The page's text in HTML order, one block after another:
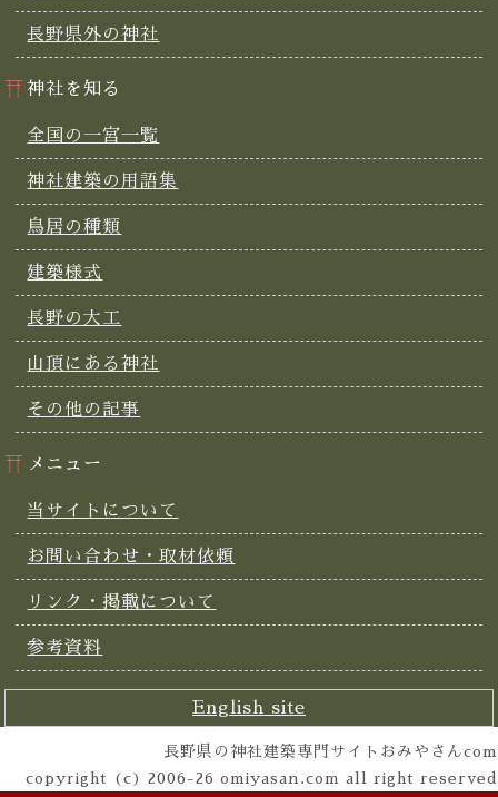
長野県外の神社
神社を知る
全国の一宮一覧
神社建築の用語集
鳥居の種類
建築様式
長野の大工
山頂にある神社
その他の記事
メニュー
当サイトについて
お問い合わせ・取材依頼
リンク・掲載について
参考資料
English site
長野県の神社建築専門サイトおみやさんcom
copyright (c) 2006-26 omiyasan.com all right reserved